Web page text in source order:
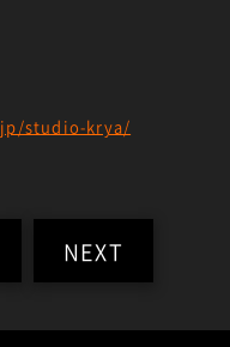
studio-krya/
NEXT